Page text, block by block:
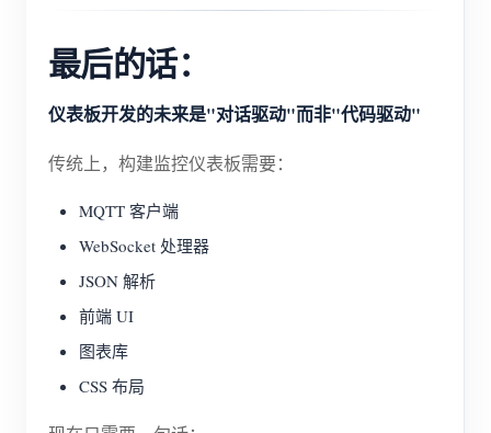
最后的话：
仪表板开发的未来是"对话驱动"而非"代码驱动"
传统上，构建监控仪表板需要：
MQTT 客户端
WebSocket 处理器
JSON 解析
前端 UI
图表库
CSS 布局